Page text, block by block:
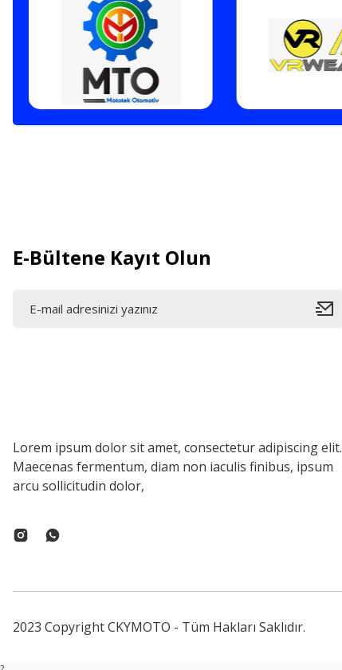
E-Bültene Kayıt Olun
Lorem ipsum dolor sit amet, consectetur adipiscing elit.
Maecenas fermentum, diam non iaculis finibus, ipsum
arcu sollicitudin dolor,
2023 Copyright CKYMOTO - Tüm Hakları Saklıdır.